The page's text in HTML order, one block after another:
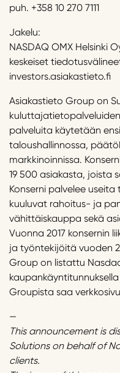
puh. +358 10 270 7111
Jakelu:
NASDAQ OMX Helsinki
keskeiset
investors.asiakastieto.fi
Asiakastieto Group on
palveluita käytetään
taloushallinnossa,
markkinoinnissa.
19 500 asiakasta, joista
Konserni palvelee
kuuluvat rahoitus- ja
vähittäiskauppa sekä
Vuonna 2017 konsernin
ja työntekijöitä vuoden
Group on listattu
Groupista saa
—
This announcement is
Solutions on behalf of
clients.